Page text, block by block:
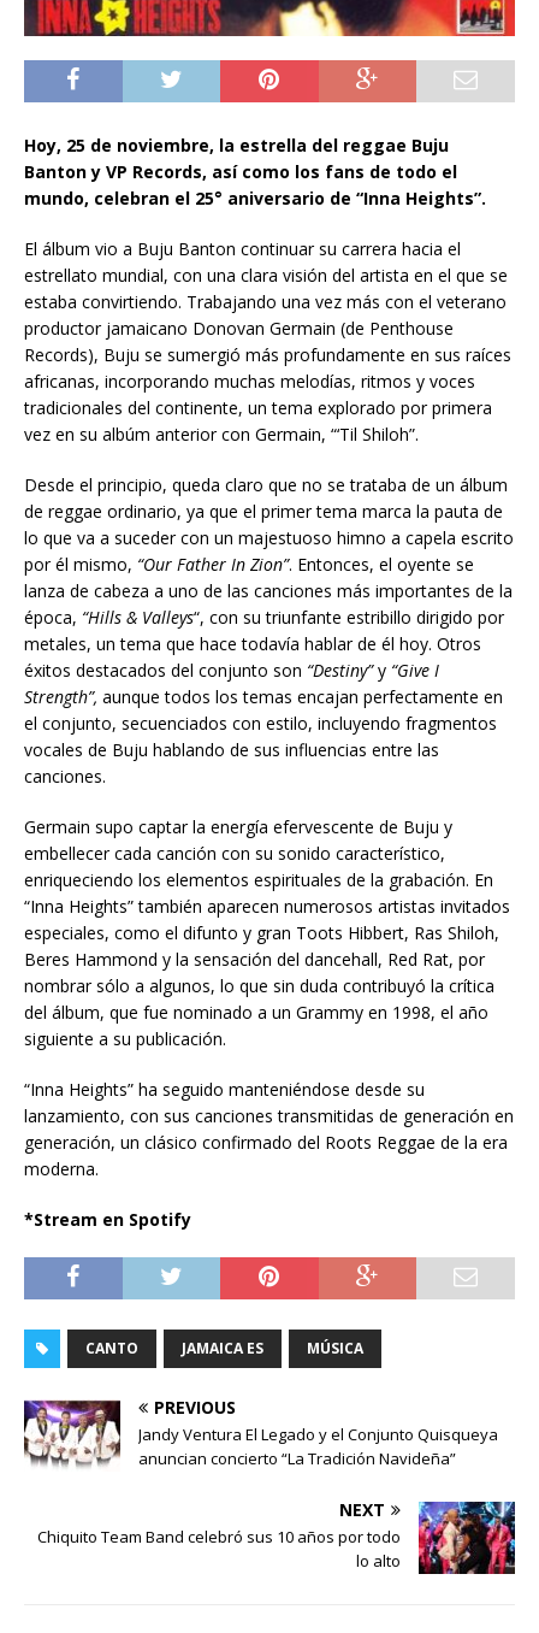
Hoy, 25 de noviembre, la estrella del reggae Buju
Banton y VP Records, así como los fans de todo el
mundo, celebran el 25° aniversario de “Inna Heights”.
El álbum vio a Buju Banton continuar su carrera hacia el
estrellato mundial, con una clara visión del artista en el que se
estaba convirtiendo. Trabajando una vez más con el veterano
productor jamaicano Donovan Germain (de Penthouse
Records), Buju se sumergió más profundamente en sus raíces
africanas, incorporando muchas melodías, ritmos y voces
tradicionales del continente, un tema explorado por primera
vez en su albúm anterior con Germain, “‘Til Shiloh”.
Desde el principio, queda claro que no se trataba de un álbum
de reggae ordinario, ya que el primer tema marca la pauta de
lo que va a suceder con un majestuoso himno a capela escrito
por él mismo, “Our Father In Zion”. Entonces, el oyente se
lanza de cabeza a uno de las canciones más importantes de la
época, “Hills & Valleys“, con su triunfante estribillo dirigido por
metales, un tema que hace todavía hablar de él hoy. Otros
éxitos destacados del conjunto son “Destiny”y “Give I
Strength”, aunque todos los temas encajan perfectamente en
el conjunto, secuenciados con estilo, incluyendo fragmentos
vocales de Buju hablando de sus influencias entre las
canciones.
Germain supo captar la energía efervescente de Buju y
embellecer cada canción con su sonido característico,
enriqueciendo los elementos espirituales de la grabación. En
“Inna Heights” también aparecen numerosos artistas invitados
especiales, como el difunto y gran Toots Hibbert, Ras Shiloh,
Beres Hammond y la sensación del dancehall, Red Rat, por
nombrar sólo a algunos, lo que sin duda contribuyó la crítica
del álbum, que fue nominado a un Grammy en 1998, el año
siguiente a su publicación.
“Inna Heights” ha seguido manteniéndose desde su
lanzamiento, con sus canciones transmitidas de generación en
generación, un clásico confirmado del Roots Reggae de la era
moderna.
*Stream en Spotify
CANTO JAMAICA ES MÚSICA
PREVIOUS
Jandy Ventura El Legado y el Conjunto Quisqueya
anuncian concierto “La Tradición Navideña”
NEXT
Chiquito Team Band celebró sus 10 años por todo
lo alto